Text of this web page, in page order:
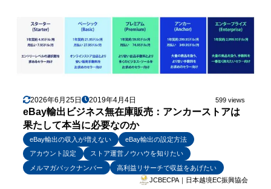
2026年6月25日 2019年4月4日 599 views
eBay輸出ビジネス無在庫販売：アンカーストアは
果たして本当に必要なのか
eBay輸出の収入が増えない
eBay輸出の設定方法
アカウント設定
ストア運営ノウハウを知りたい
メルマガバックナンバー
高利益リサーチで収益をあげたい
JCBECPA｜日本越境EC振興協会